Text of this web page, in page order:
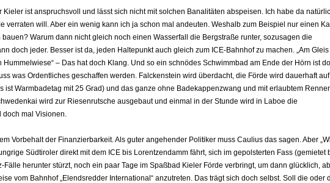
Kieler ist anspruchsvoll und lässt sich nicht mit solchen Banalitäten abspeisen. Ich habe da
verraten will. Aber ein wenig kann ich ja schon mal andeuten. Weshalb zum Beispiel nur einen
Warum dann nicht gleich noch einen Wasserfall die Bergstraße runter, sozusagen die
doch jeder. Besser ist da, jeden Haltepunkt auch gleich zum ICE-Bahnhof zu machen. „Am Gleis
Hummelwiese“ – Das hat doch Klang. Und so ein schnödes Schwimmbad am Ende der Hörn ist
was Ordentliches geschaffen werden. Falckenstein wird überdacht, die Förde wird dauerhaft auf
ist Warmbadetag mit 25 Grad) und das ganze ohne Badekappenzwang und mit erlaubtem
wird zur Riesenrutsche ausgebaut und einmal in der Stunde wird in Laboe die
doch mal Visionen.
Vorbehalt der Finanzierbarkeit. Als guter angehender Politiker muss Caulius das sagen. Aber
Südtiroler direkt mit dem ICE bis Lorentzendamm fährt, sich im gepolsterten Fass (gemietet
herunter stürzt, noch ein paar Tage im Spaßbad Kieler Förde verbringt, um dann glücklich,
vom Bahnhof „Elendsredder International“ anzutreten. Das trägt sich doch selbst. Soll die oder